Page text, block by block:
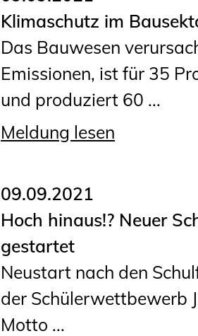
Klimaschutz im
Das Bauwesen
Emissionen, ist für 35
und produziert 60 ...
Meldung lesen
09.09.2021
Hoch hinaus!? Neuer
gestartet
Neustart nach den
der Schülerwettbewerb
Motto ...